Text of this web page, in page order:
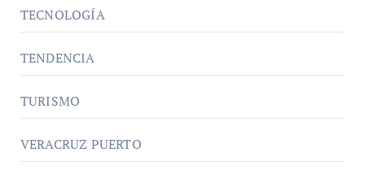
TECNOLOGÍA
TENDENCIA
TURISMO
VERACRUZ PUERTO